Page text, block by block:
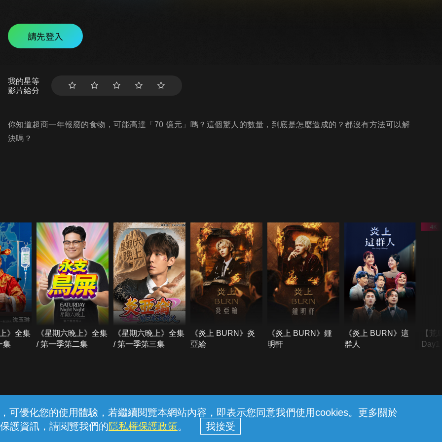
可優化您的使用體驗，若繼續閱覽本網站內容，即表示您同意我們使用cookies。更多關於
護資訊，請閱覽我們的隱私權保護政策。
請先登入
我的星等
影片給分
你知道超商一年報廢的食物，可能高達「70 億元」嗎？這個驚人的數量，到底是怎麼造成的？都沒有方法可以解
決嗎？
》全集
集
《星期六晚上》全集
/ 第一季第二集
《星期六晚上》全集
/ 第一季第三集
《炎上 BURN》炎
亞綸
《炎上 BURN》鍾
明軒
《炎上 BURN》這
群人
【荒
線上客服 服務條款 隱私權保護
中華電信股份有限公司個人家庭分公司 (統一編號：96979949) © 2026